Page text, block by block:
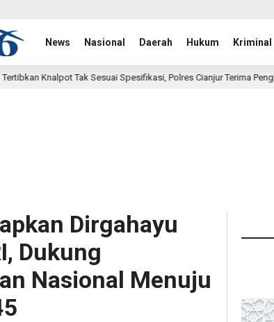
News Nasional Daerah Hukum Kriminal
Spesifikasi, Polres Cianjur Terima Penghargaan Dari Kapolda Jabar
Dirgahayu
Dukung
Nasional Menuju